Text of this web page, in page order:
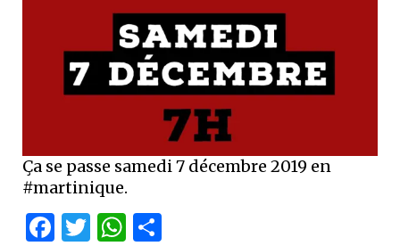
Ça se passe samedi 7 décembre 2019 en
#martinique.
Facebook
Twitter
WhatsApp